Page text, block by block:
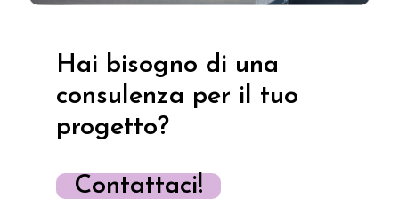
Hai bisogno di una
consulenza per il tuo
progetto?
Contattaci!